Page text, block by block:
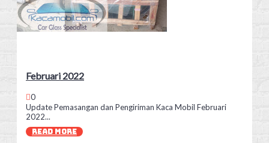
Februari 2022
0
Update Pemasangan dan Pengiriman Kaca Mobil Februari
2022...
READ MORE